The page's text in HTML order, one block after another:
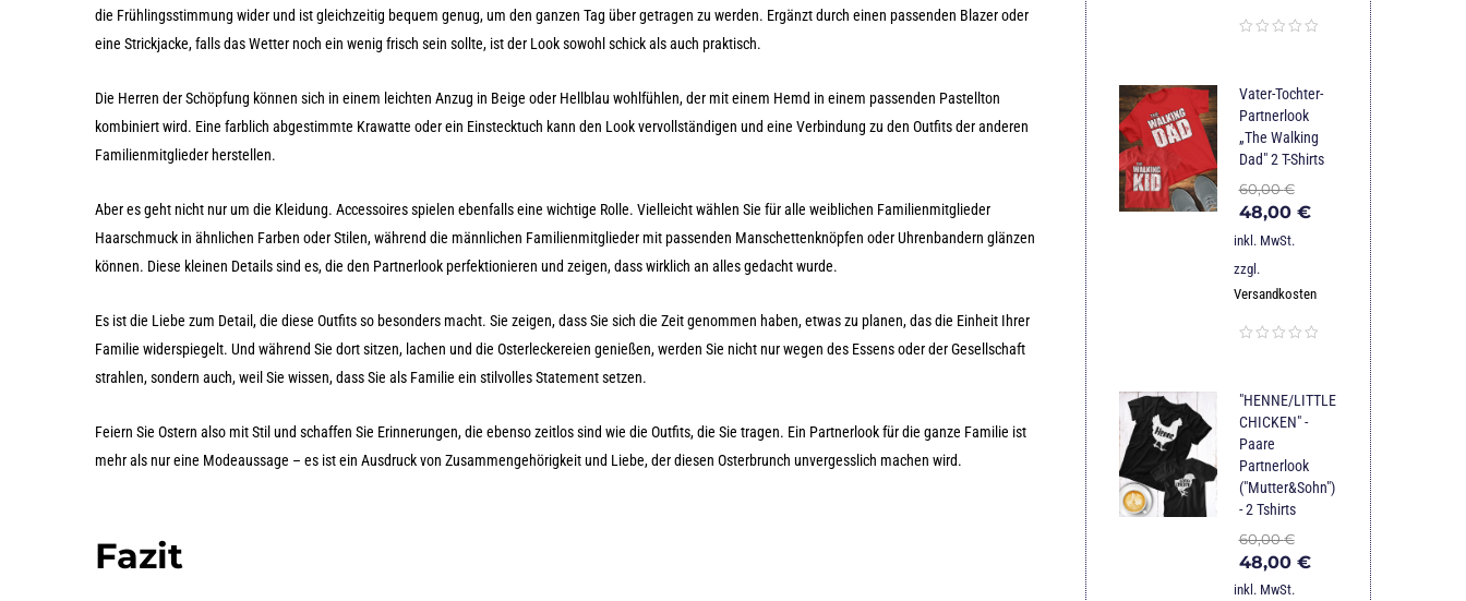
die Frühlingsstimmung wider und ist gleichzeitig bequem genug, um den ganzen Tag über getragen zu werden. Ergänzt durch einen passenden Blazer oder
eine Strickjacke, falls das Wetter noch ein wenig frisch sein sollte, ist der Look sowohl schick als auch praktisch.
Die Herren der Schöpfung können sich in einem leichten Anzug in Beige oder Hellblau wohlfühlen, der mit einem Hemd in einem passenden Pastellton
kombiniert wird. Eine farblich abgestimmte Krawatte oder ein Einstecktuch kann den Look vervollständigen und eine Verbindung zu den Outfits der anderen
Familienmitglieder herstellen.
Aber es geht nicht nur um die Kleidung. Accessoires spielen ebenfalls eine wichtige Rolle. Vielleicht wählen Sie für alle weiblichen Familienmitglieder
Haarschmuck in ähnlichen Farben oder Stilen, während die männlichen Familienmitglieder mit passenden Manschettenknöpfen oder Uhrenbandern glänzen
können. Diese kleinen Details sind es, die den Partnerlook perfektionieren und zeigen, dass wirklich an alles gedacht wurde.
Es ist die Liebe zum Detail, die diese Outfits so besonders macht. Sie zeigen, dass Sie sich die Zeit genommen haben, etwas zu planen, das die Einheit Ihrer
Familie widerspiegelt. Und während Sie dort sitzen, lachen und die Osterleckereien genießen, werden Sie nicht nur wegen des Essens oder der Gesellschaft
strahlen, sondern auch, weil Sie wissen, dass Sie als Familie ein stilvolles Statement setzen.
Feiern Sie Ostern also mit Stil und schaffen Sie Erinnerungen, die ebenso zeitlos sind wie die Outfits, die Sie tragen. Ein Partnerlook für die ganze Familie ist
mehr als nur eine Modeaussage – es ist ein Ausdruck von Zusammengehörigkeit und Liebe, der diesen Osterbrunch unvergesslich machen wird.
Fazit
Vater-Tochter-
Partnerlook
„The Walking
Dad" 2 T-Shirts
60,00€
48,00 €
inkl. MwSt.
zzgl.
Versandkosten
"HENNE/LITTLE
CHICKEN" -
Paare
Partnerlook
("Mutter&Sohn")
- 2 Tshirts
60,00€
48,00 €
inkl. MwSt.